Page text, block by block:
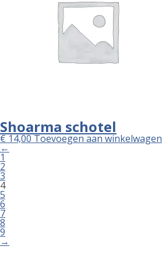
Shoarma schotel
€14,00Toevoegen aan winkelwagen
←
1
2
3
4
5
6
7
8
9
→